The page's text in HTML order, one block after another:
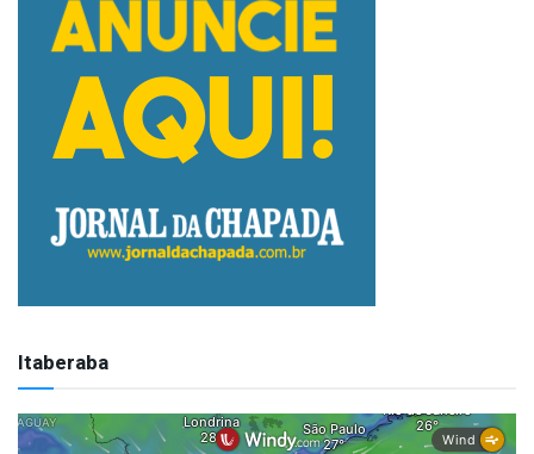
Itaberaba